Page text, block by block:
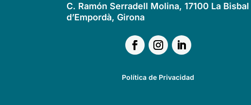
C. Ramón Serradell Molina, 17100 La Bisbal
d’Empordà, Girona
Política de Privacidad